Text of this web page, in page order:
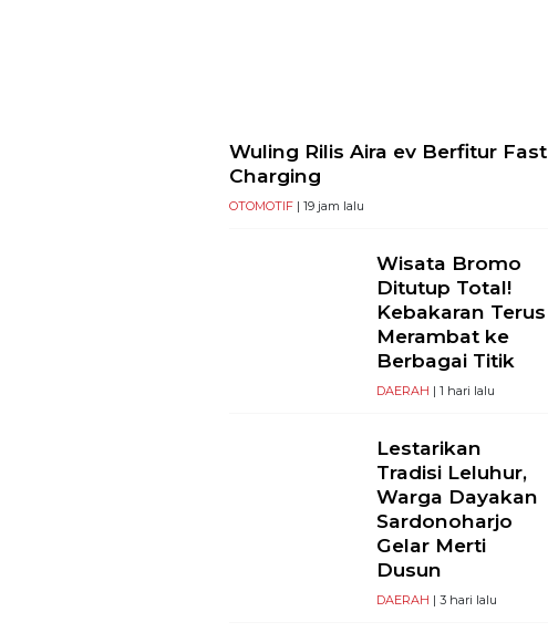
Wuling Rilis Aira ev Berfitur Fast
Charging
OTOMOTIF | 19 jam lalu
Wisata Bromo
Ditutup Total!
Kebakaran Terus
Merambat ke
Berbagai Titik
DAERAH | 1 hari lalu
Lestarikan
Tradisi Leluhur,
Warga Dayakan
Sardonoharjo
Gelar Merti
Dusun
DAERAH | 3 hari lalu